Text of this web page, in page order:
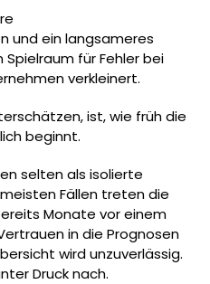
und ein langsameres
für Fehler bei
verkleinert.
ist, wie früh die
beginnt.
selten als isolierte
Fällen treten die
Monate vor einem
in die Prognosen
wird unzuverlässig.
Druck nach.